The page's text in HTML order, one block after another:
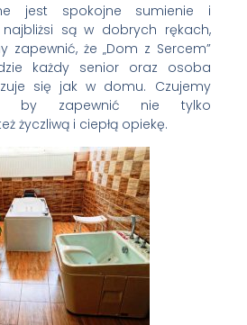
jest spokojne sumienie i
są w dobrych rękach,
zapewnić, że „Dom z Sercem”
każdy senior oraz osoba
się jak w domu. Czujemy
by zapewnić nie tylko
życzliwą i ciepłą opiekę.